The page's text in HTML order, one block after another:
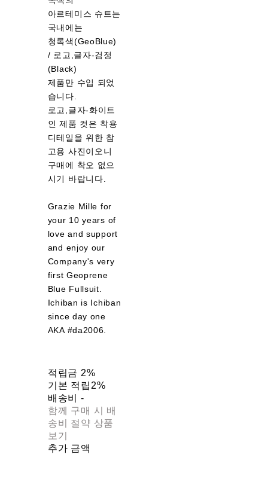
아르테미스 슈트는
국내에는
청록색(GeoBlue)
/ 로고,글자-검정
(Black)
제품만 수입 되었
습니다.
로고,글자-화이트
인 제품 컷은 착용
디테일을 위한 참
고용 사진이오니
구매에 착오 없으
시기 바랍니다.
Grazie Mille for
your 10 years of
love and support
and enjoy our
Company's very
first Geoprene
Blue Fullsuit.
Ichiban is Ichiban
since day one
AKA #da2006.
적립금 2%
기본 적립 2%
배송비 -
함께 구매 시 배
송비 절약 상품
보기
추가 금액